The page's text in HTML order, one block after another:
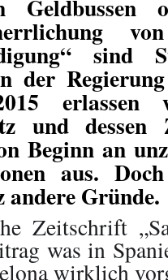
Geldbussen
sind
der
erlassen
und dessen
Beginn an
aus.
andere Gründe.
Zeitschrift
was in
wirklich